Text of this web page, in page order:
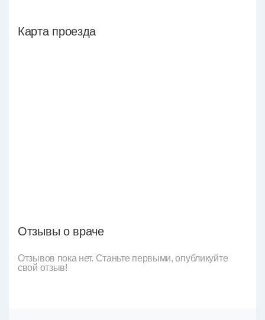
Карта проезда
Отзывы о враче
Отзывов пока нет. Станьте первыми, опубликуйте
свой отзыв!